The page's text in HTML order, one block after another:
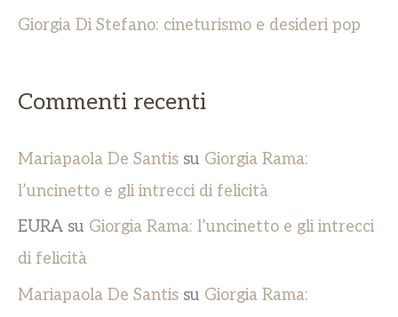
Giorgia Di Stefano: cineturismo e desideri pop
Commenti recenti
Mariapaola De Santis su Giorgia Rama:
l’uncinetto e gli intrecci di felicità
EURA su Giorgia Rama: l’uncinetto e gli intrecci
di felicità
Mariapaola De Santis su Giorgia Rama: